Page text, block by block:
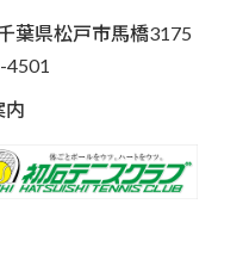
葉県松戸市馬橋3175
4501
内